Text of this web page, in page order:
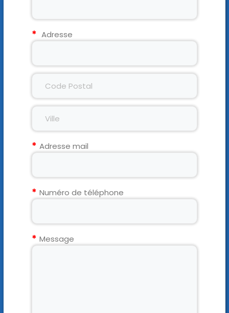
Adresse
Adresse mail
Numéro de téléphone
Message